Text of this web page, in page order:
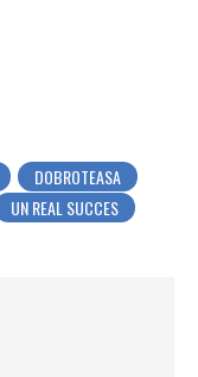
DOBROTEASA
UN REAL SUCCES